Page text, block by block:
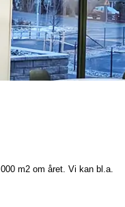
m2 om året. Vi kan bl.a.